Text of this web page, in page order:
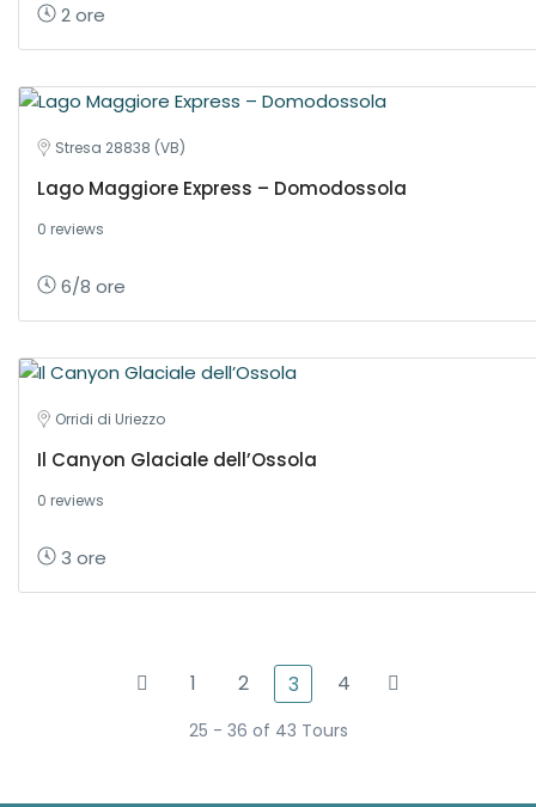
2 ore
Stresa 28838 (VB)
Lago Maggiore Express – Domodossola
0 reviews
6/8 ore
Orridi di Uriezzo
Il Canyon Glaciale dell’Ossola
0 reviews
3 ore
1 2 3 4
25 - 36 of 43 Tours